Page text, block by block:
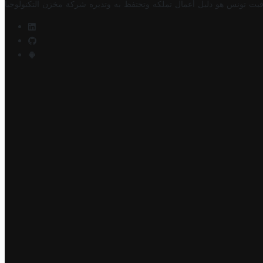
تونس هو دليل أعمال تملكه وتحتفظ به وتديره شركة مخزن التكنولوجيا